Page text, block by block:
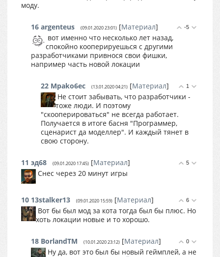
моду.
-5
16 argenteus (09.01.2020 23:01) [Материал]
вот именно что несколько лет назад,
спокойно кооперируешься с другими
разработчиками привнося свои фишки,
например часть новой локации
1
22 Mpako6ec (13.01.2020 04:21) [Материал]
Не стоит забывать, что разработчики -
тоже люди. И поэтому
"скооперироваться" не всегда работает.
Получается в итоге басня "Программер,
сценарист да моделлер". И каждый тянет в
свою сторону.
5
11 эд68 (09.01.2020 17:45) [Материал]
Снес через 20 минут игры
6
10 13stalker13 (09.01.2020 15:59) [Материал]
Вот бы был мод за кота тогда был бы плюс. Но
хоть локации новые и то хорошо.
0
18 BorlandTM (10.01.2020 23:12) [Материал]
Ну да, вот это был бы новый геймплей, а не